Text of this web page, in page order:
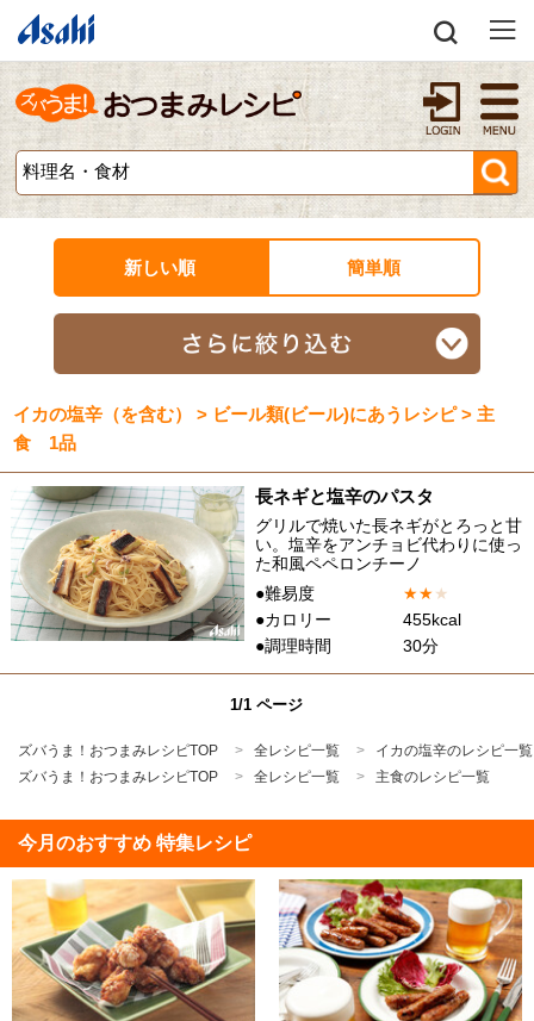
新しい順 簡単順
イカの塩辛（を含む） > ビール類(ビール)にあうレシピ > 主
食 1品
長ネギと塩辛のパスタ
グリルで焼いた長ネギがとろっと甘
い。塩辛をアンチョビ代わりに使っ
た和風ペペロンチーノ
●難易度
★★★
●カロリー
455kcal
●調理時間
30分
1/1 ページ
ズバうま！おつまみレシピTOP 全レシピ一覧
イカの塩辛のレシピ一覧
ズバうま！おつまみレシピTOP
全レシピ一覧 主食のレシピ一覧
今月のおすすめ 特集レシピ